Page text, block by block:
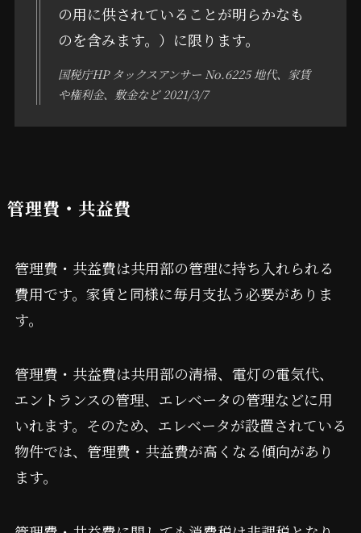
の用に供されていることが明らかなも
のを含みます。）に限ります。
国税庁HP タックスアンサー No.6225 地代、家賃
や権利金、敷金など 2021/3/7
管理費・共益費
管理費・共益費は共用部の管理に持ち入れられる
費用です。家賃と同様に毎月支払う必要がありま
す。
管理費・共益費は共用部の清掃、電灯の電気代、
エントランスの管理、エレベータの管理などに用
いれます。そのため、エレベータが設置されている
物件では、管理費・共益費が高くなる傾向があり
ます。